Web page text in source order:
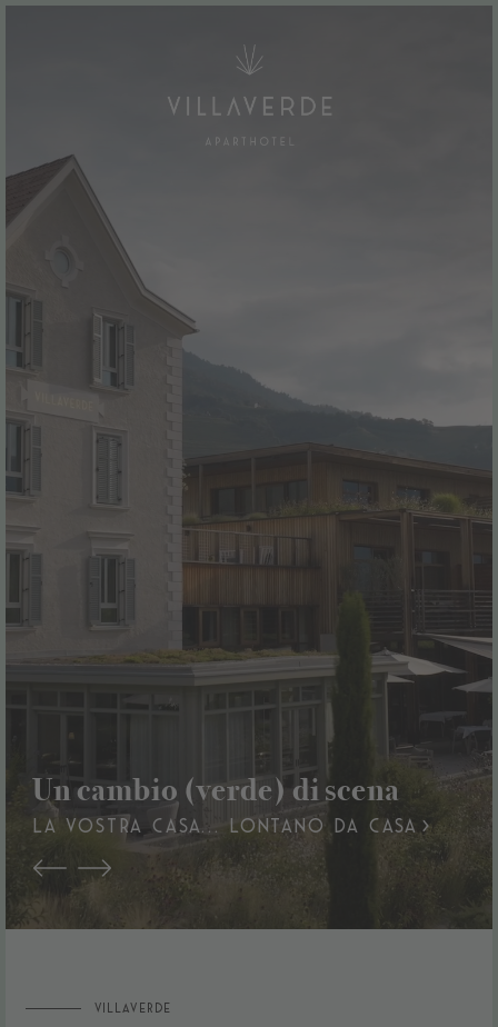
Un cambio (verde) di scena
LA VOSTRA CASA… LONTANO DA CASA
VILLAVERDE